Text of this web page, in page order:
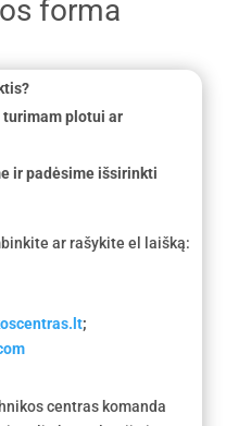
forma
turimam plotui ar
ir padėsime išsirinkti
ar rašykite el laišką:
;
centras komanda